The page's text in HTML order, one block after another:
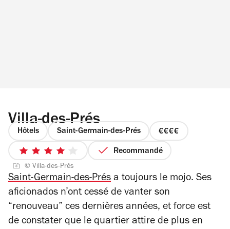
Villa-des-Prés
Hôtels Saint-Germain-des-Prés
prix
4
4
sur
5
étoiles
Recommandé
© Villa-des-Prés
Saint-Germain-des-Prés a toujours le mojo. Ses
aficionados n’ont cessé de vanter son
“renouveau” ces dernières années, et force est
de constater que le quartier attire de plus en